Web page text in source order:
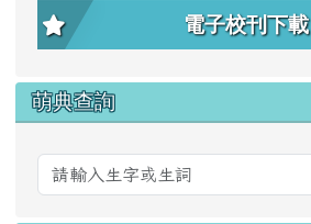
電子校刊下載
萌典查詢